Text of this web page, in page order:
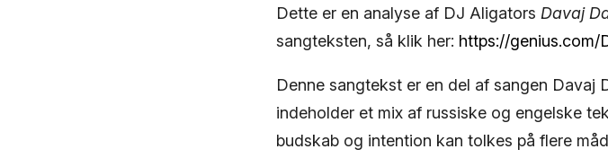
Dette er en analyse af DJ Aligators Davaj
sangteksten, så klik her: https://
Denne sangtekst er en del af sangen Davaj
indeholder et mix af russiske og engelske
budskab og intention kan tolkes på flere